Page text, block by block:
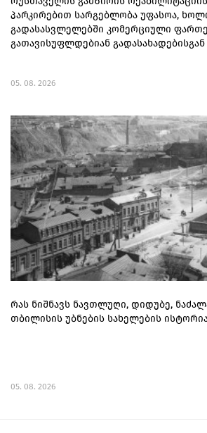
პარკირებით სარგებლობა უფასოა,
გადასასვლელებში კომერციული
გათავისუფლდებიან გადასახადებისგან
05. 08. 2026
რას ნიშნავს ნავთლუღი, დიდუბე,
თბილისის უბნების სახელების
05. 08. 2026